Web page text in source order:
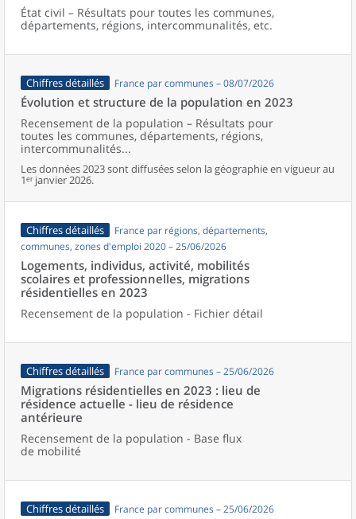
État civil – Résultats pour toutes les communes,
départements, régions, intercommunalités, etc.
Chiffres détaillés France par communes – 08/07/2026
Évolution et structure de la population en 2023
Recensement de la population – Résultats pour
toutes les communes, départements, régions,
intercommunalités...
Les données 2023 sont diffusées selon la géographie en vigueur au
1ᵉʳ janvier 2026.
Chiffres détaillés
France par régions, départements,
communes, zones d'emploi 2020 – 25/06/2026
Logements, individus, activité, mobilités
scolaires et professionnelles, migrations
résidentielles en 2023
Recensement de la population - Fichier détail
Chiffres détaillés France par communes – 25/06/2026
Migrations résidentielles en 2023 : lieu de
résidence actuelle - lieu de résidence
antérieure
Recensement de la population - Base flux
de mobilité
Chiffres détaillés France par communes – 25/06/2026